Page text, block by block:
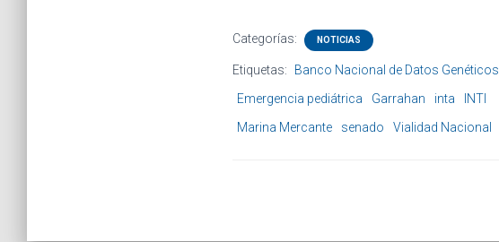
Categorías: NOTICIAS
Etiquetas: Banco Nacional de Datos Genéticos
Emergencia pediátrica
Garrahan inta
INTI
Marina Mercante
senado Vialidad Nacional